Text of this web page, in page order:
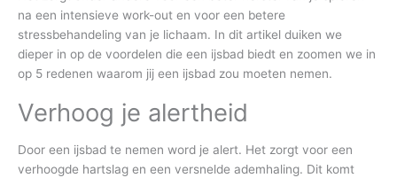
na een intensieve work-out en voor een betere
stressbehandeling van je lichaam. In dit artikel duiken we
dieper in op de voordelen die een ijsbad biedt en zoomen we in
op 5 redenen waarom jij een ijsbad zou moeten nemen.
Verhoog je alertheid
Door een ijsbad te nemen word je alert. Het zorgt voor een
verhoogde hartslag en een versnelde ademhaling. Dit komt